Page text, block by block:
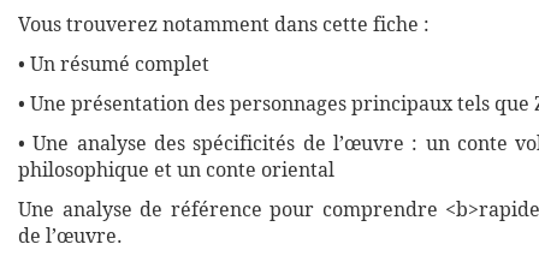
Vous trouverez notamment dans cette fiche :
• Un résumé complet
• Une présentation des personnages principaux tels que
• Une analyse des spécificités de l’œuvre : un conte
philosophique et un conte oriental
Une analyse de référence pour comprendre
de l’œuvre.